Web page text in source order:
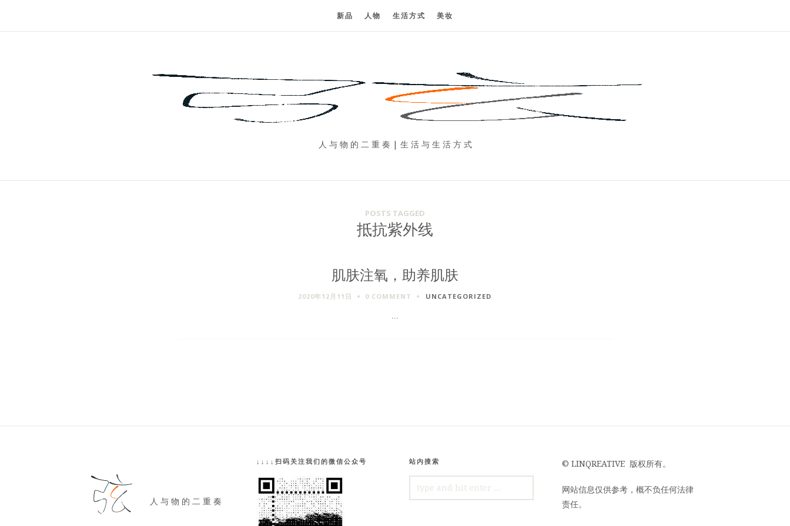
新品 人物 生活方式 美妆
人 与 物 的 二 重 奏 | 生 活 与 生 活 方 式
POSTS TAGGED
抵抗紫外线
肌肤注氧，助养肌肤
2020年12月11日 0 COMMENT UNCATEGORIZED
...
人 与 物 的 二 重 奏
↓↓↓↓扫码关注我们的微信公众号 站内搜索
FOR:
© LINQREATIVE 版权所有。
网站信息仅供参考，概不负任何法律
责任。